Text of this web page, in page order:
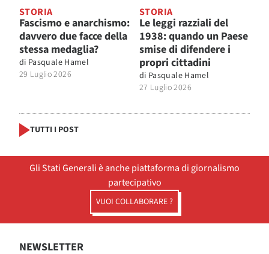
STORIA
Fascismo e anarchismo:
davvero due facce della
stessa medaglia?
di Pasquale Hamel
29 Luglio 2026
STORIA
Le leggi razziali del
1938: quando un Paese
smise di difendere i
propri cittadini
di Pasquale Hamel
27 Luglio 2026
TUTTI I POST
Gli Stati Generali è anche piattaforma di giornalismo
partecipativo
VUOI COLLABORARE ?
NEWSLETTER